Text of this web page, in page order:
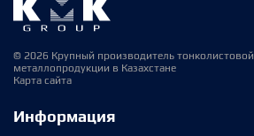
© 2026 Крупный производитель тонколистовой
металлопродукции в Казахстане
Карта сайта
Информация